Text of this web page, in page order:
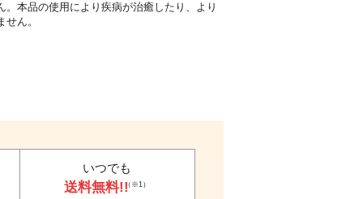
本品の使用により疾病が治癒したり、より
ん。
いつでも
送料無料!!（※1）